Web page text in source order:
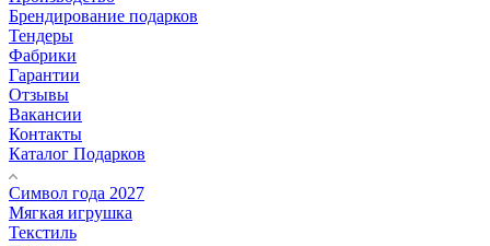
Брендирование подарков
Тендеры
Фабрики
Гарантии
Отзывы
Вакансии
Контакты
Каталог Подарков
Символ года 2027
Мягкая игрушка
Текстиль